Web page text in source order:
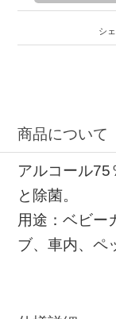
シ
商品について
アルコール75
と除菌。
用途：ベビー
ブ、車内、ペ